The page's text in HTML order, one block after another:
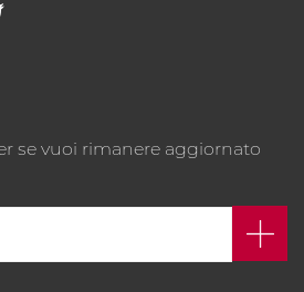
se vuoi rimanere aggiornato